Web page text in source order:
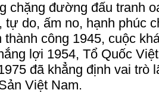
chặng đường đấu tranh
tự do, ấm no, hạnh phúc
thành công 1945, cuộc
lợi 1954, Tổ Quốc
đã khẳng định vai trò
Việt Nam.